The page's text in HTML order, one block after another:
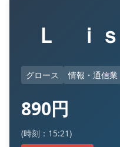
Ｌ ｉ
グロース 情報・通信業
890円
(時刻：15:21)